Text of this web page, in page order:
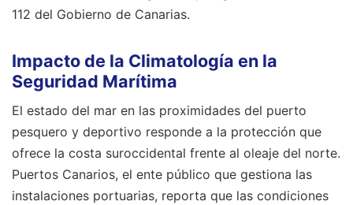
112 del Gobierno de Canarias.
Impacto de la Climatología en la
Seguridad Marítima
El estado del mar en las proximidades del puerto
pesquero y deportivo responde a la protección que
ofrece la costa suroccidental frente al oleaje del norte.
Puertos Canarios, el ente público que gestiona las
instalaciones portuarias, reporta que las condiciones